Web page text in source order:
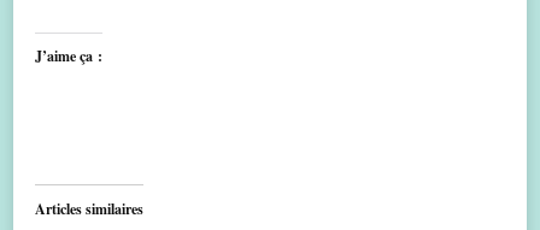
J’aime ça :
Articles similaires